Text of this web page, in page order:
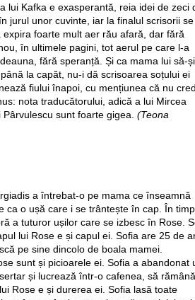
lui Kafka e exasperantă, reia idei de zeci
jurul unor cuvinte, iar la finalul scrisorii se
foarte mult aer rău afară, dar fără
în ultimele pagini, tot aerul pe care l-a
fără speranță. Și ca mama lui să-și
la capăt, nu-i dă scrisoarea soțului ei
fiului înapoi, cu mențiunea că nu
nota traducătorului, adică a lui Mircea
Pârvulescu sunt foarte gigea. (Teona
a întrebat-o pe mama ce înseamnă
ca o ușă care i se trântește în cap. În
a tuturor ușilor care se izbesc în Rose.
lui Rose e și capul ei. Sofia are 25 de
pe sine dincolo de boala mamei.
sunt și picioarele ei. Sofia a abandonat
și lucrează într-o cafenea, să rămână
Rose e și durerea ei. Sofia lasă toate